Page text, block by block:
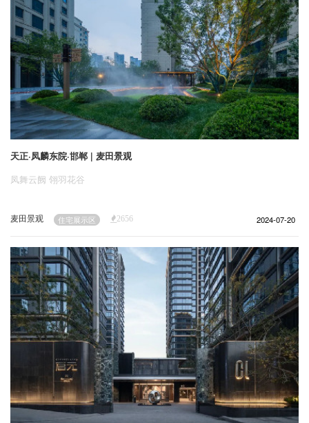
天正·凤麟东院·邯郸 | 麦田景观
凤舞云阙 翎羽花谷
麦田景观 住宅展示区 2656 2024-07-20